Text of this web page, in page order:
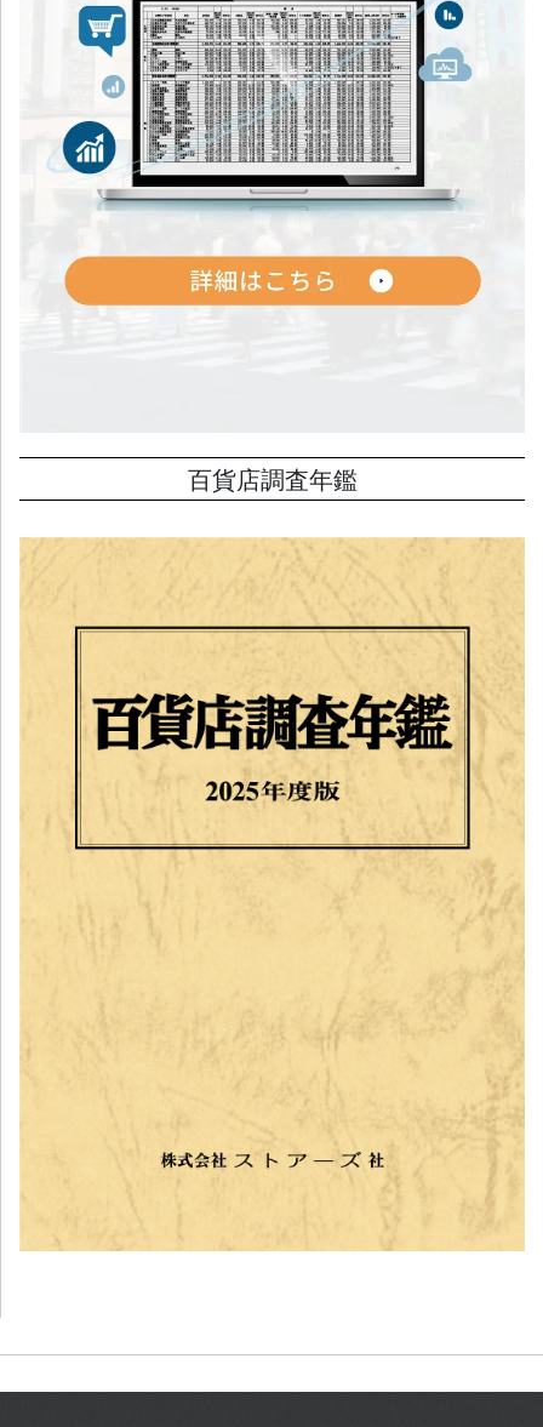
百貨店調査年鑑